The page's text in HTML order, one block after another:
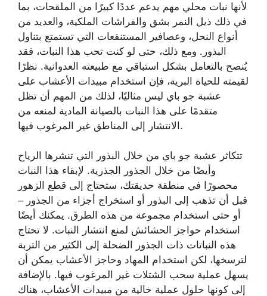
لأنها نبات محلي مهم يدعم عددًا كبيرًا من الملقحات، بما
في ذلك ذيل النمر بشق والفراشات الملكية، والعديد من
أنواع النحل، وعصافير المستنقعات التي تستمتع بتناول
البذور. ومع ذلك، حتى لو كنت تحب هذا النبات، فقد
يُنصح بالتعامل بشكل استباقي مع طبيعته العدوانية. نظرًا
لقيمته للحياة البرية، فإن استخدام مبيدات الأعشاب على
عشبة جو باي ليس مثاليًا، لذلك من المهم أن تظل
متقدمًا على هذا النبات بالصيانة المادية لمنعه من
الانتشار إلى المناطق غير المرغوب فيها.
تتكاثر عشبة جو باي من خلال البذور التي تنشرها الرياح
وأيضًا من خلال الجذور الجذرية. لإبقاء هذا النبات
محصورًا في منطقة حديقتك، ستحتاج إلى قطع الزهور
قبل أن تذهب إلى البذور أو استخراج أجزاء من الجذور –
أو حتى استخدام مجموعة من هذه الطرق. يمكنك أيضًا
استخدام حواجز الحشائش لمنع انتشار النبات. لا تحتاج
هذه النباتات ذات الجذور الضحلة إلى الكثير من التربة
لترسخها، لكن استخدام المهاد وحاجز الأعشاب يمكن أن
يسهل عملية سحب الشتلات غير المرغوب فيها. بالإضافة
إلى كونها حلول عملية خالية من مبيدات الأعشاب، هناك